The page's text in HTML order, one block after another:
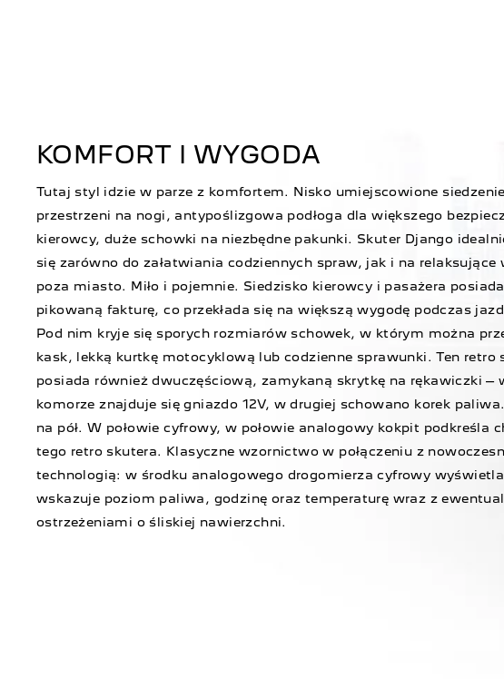
KOMFORT I WYGODA
Tutaj styl idzie w parze z komfortem. Nisko umiejscowione
przestrzeni na nogi, antypoślizgowa podłoga dla większego
kierowcy, duże schowki na niezbędne pakunki. Skuter Django
się zarówno do załatwiania codziennych spraw, jak i na relaksujące
poza miasto. Miło i pojemnie. Siedzisko kierowcy i pasażera posiada
pikowaną fakturę, co przekłada się na większą wygodę podczas
Pod nim kryje się sporych rozmiarów schowek, w którym można
kask, lekką kurtkę motocyklową lub codzienne sprawunki. Ten retro
posiada również dwuczęściową, zamykaną skrytkę na rękawiczki –
komorze znajduje się gniazdo 12V, w drugiej schowano korek paliwa.
na pół. W połowie cyfrowy, w połowie analogowy kokpit podkreśla
tego retro skutera. Klasyczne wzornictwo w połączeniu z
technologią: w środku analogowego drogomierza cyfrowy
wskazuje poziom paliwa, godzinę oraz temperaturę wraz z
ostrzeżeniami o śliskiej nawierzchni.